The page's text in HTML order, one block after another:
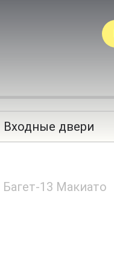
Входные двери
Багет-13 Макиато